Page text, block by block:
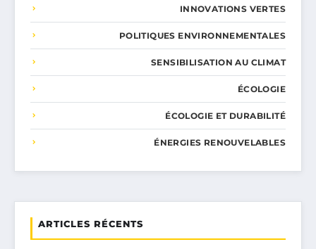
INNOVATIONS VERTES
POLITIQUES ENVIRONNEMENTALES
SENSIBILISATION AU CLIMAT
ÉCOLOGIE
ÉCOLOGIE ET DURABILITÉ
ÉNERGIES RENOUVELABLES
ARTICLES RÉCENTS